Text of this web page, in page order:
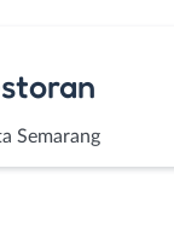
Semarang